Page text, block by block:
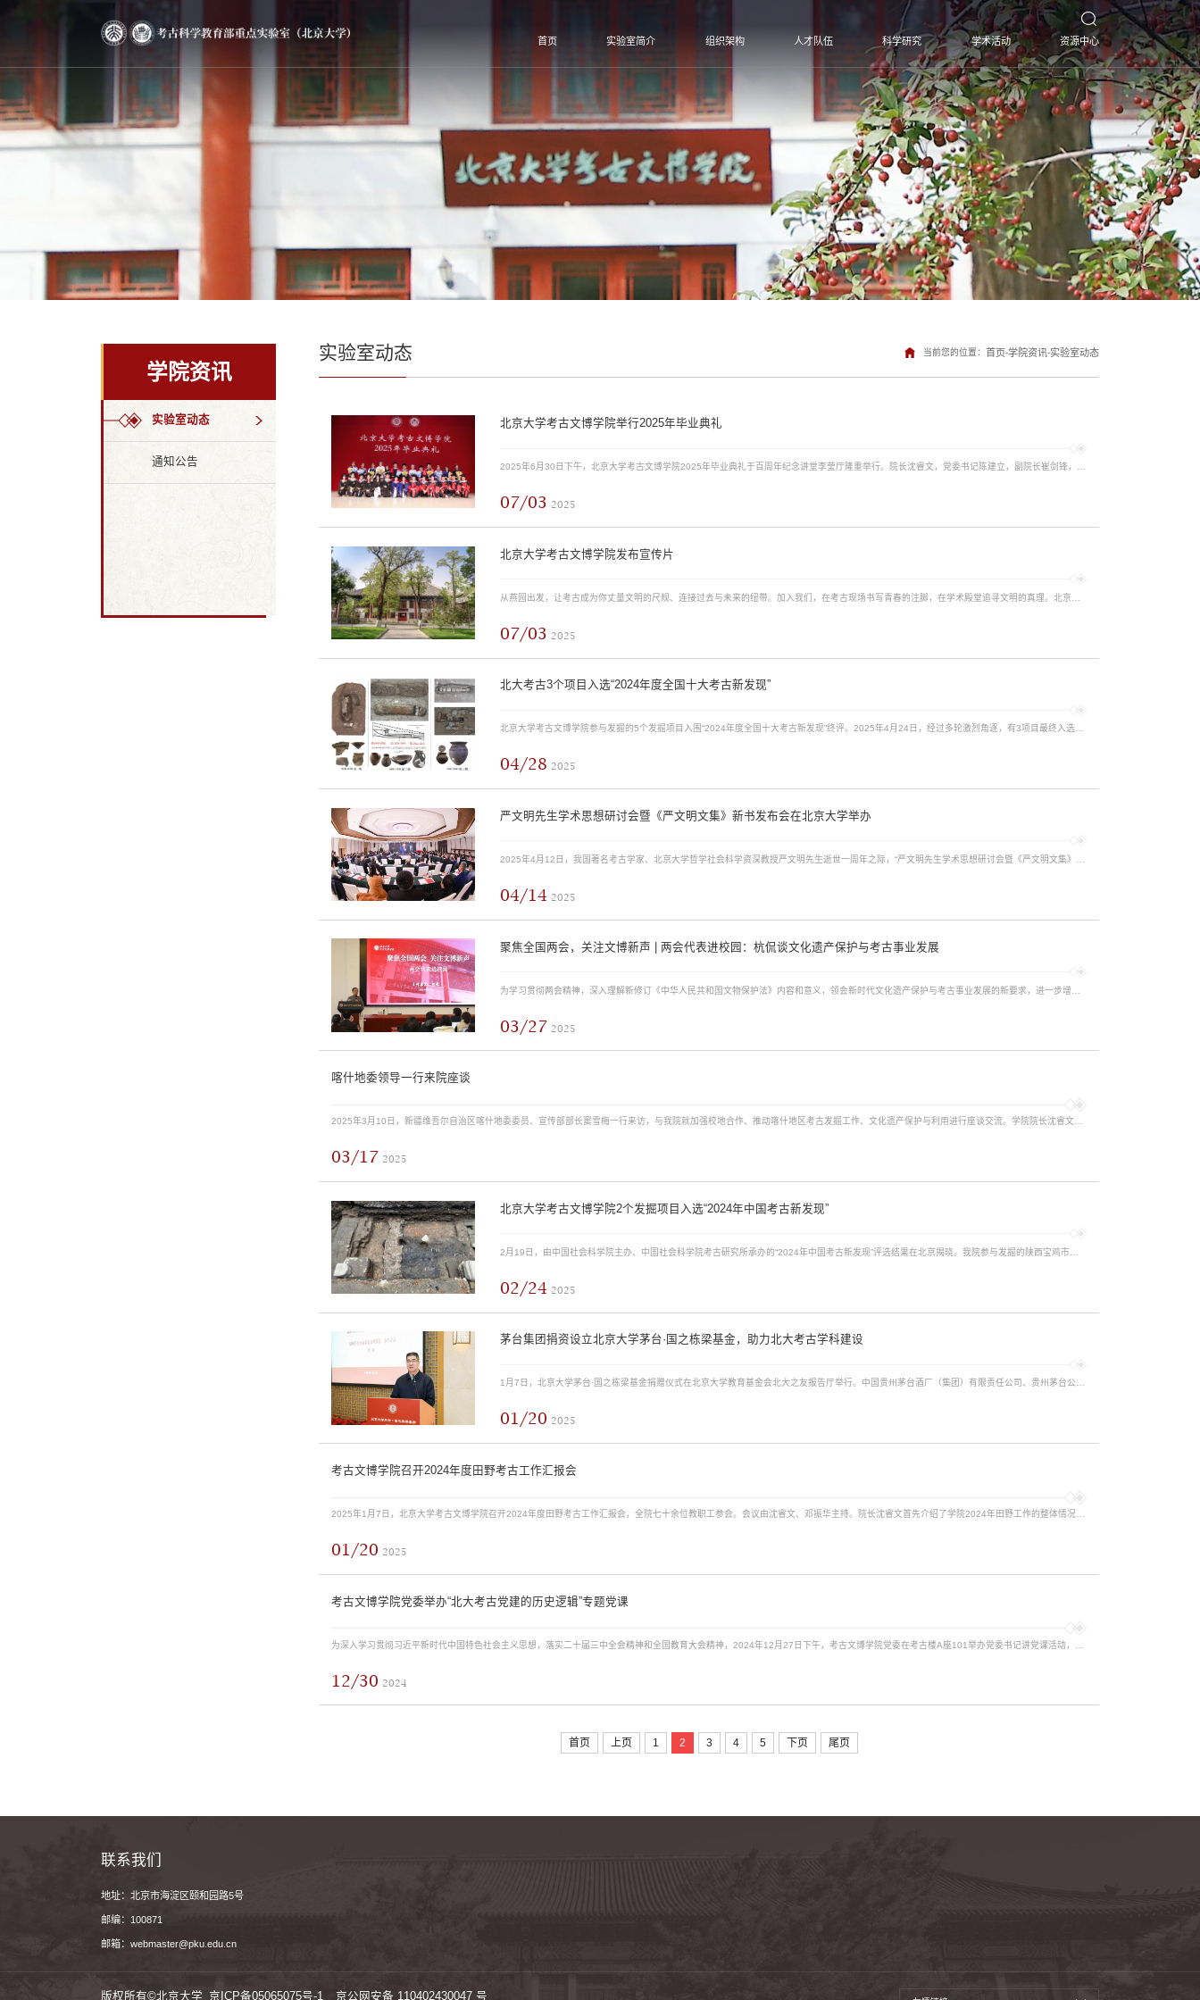
首页 实验室简介 组织架构 人才队伍 科学研究 学术活动 资源中心
学院资讯
实验室动态
通知公告
实验室动态 当前您的位置：首页-学院资讯-实验室动态
北京大学考古文博学院举行2025年毕业典礼
07/03 2025
北京大学考古文博学院发布宣传片
07/03 2025
北大考古3个项目入选“2024年度全国十大考古新发现”
北京大学考古文博学院参与发掘的5个发掘项目入围“2024年度全国十大考古新发现”终评。2025年4月24日，经过多轮激烈角逐，有3项目最终入选。自1990年国家文物局开始评选年度十大考古发现以来，北大考古师生参与的重要考古发现已达42项，位居全国高校首位。入选项目西藏康马县玛不错新石器时代遗址2024年西藏康马县玛不错新石器时代遗址发掘工作由西藏自治区文物保护研究所、兰州大学、中国科学院青藏高原研究所、北京大学、国家...
04/28 2025
严文明先生学术思想研讨会暨《严文明文集》新书发布会在北京大学举办
04/14 2025
聚焦全国两会，关注文博新声 | 两会代表进校园：杭侃谈文化遗产保护与考古事业发展
03/27 2025
喀什地委领导一行来院座谈
03/17 2025
北京大学考古文博学院2个发掘项目入选“2024年中国考古新发现”
02/24 2025
茅台集团捐资设立北京大学茅台·国之栋梁基金，助力北大考古学科建设
1月7日，北京大学茅台·国之栋梁基金捐赠仪式在北京大学教育基金会北大之友报告厅举行。中国贵州茅台酒厂（集团）有限责任公司、贵州茅台公益基金会捐资设立茅台·国之栋梁基金，助力北京大学考古学科的“双一流”学科建设，推动教育公益事业的发展，提升中华文明的影响力和感召力。 贵州茅台公益基金会理事长卓玛才让、副理事长王振耀，茅台集团党委宣传部副部长、贵州茅台公益基金会秘书长杨燕，北京茅台贸易有限责任公司总经理...
01/20 2025
考古文博学院召开2024年度田野考古工作汇报会
01/20 2025
考古文博学院党委举办“北大考古党建的历史逻辑”专题党课
12/30 2024
首页 上页 1 2 3 4 5 下页 尾页
联系我们
地址：北京市海淀区颐和园路5号
邮编：100871
邮箱：webmaster@pku.edu.cn
版权所有©北京大学 京ICP备05065075号-1 京公网安备 110402430047 号